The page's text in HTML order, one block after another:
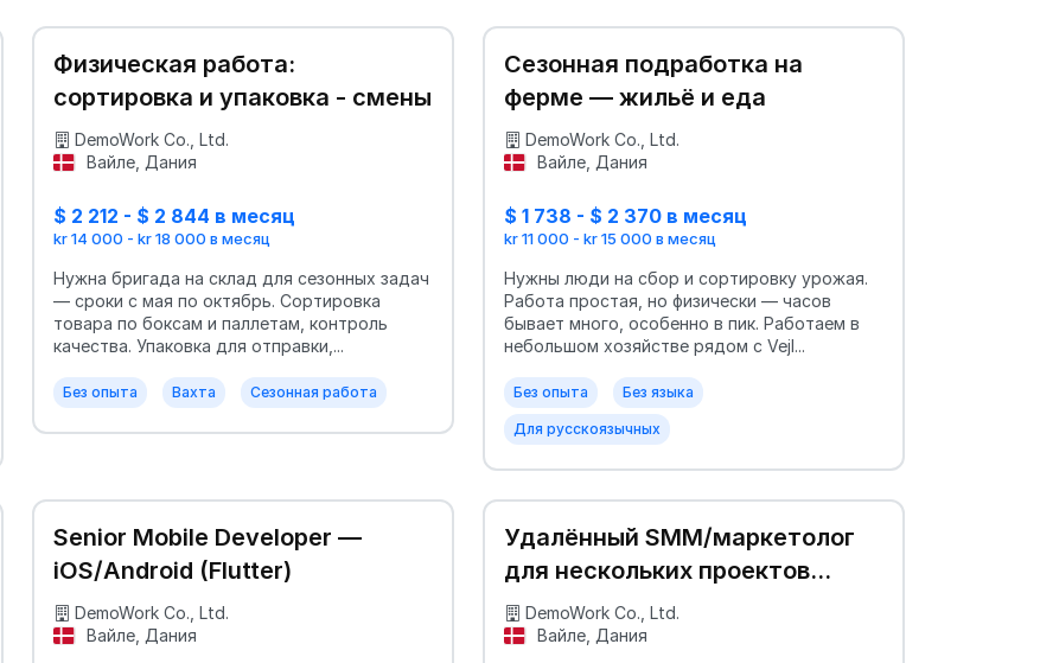
Физическая работа:
сортировка и упаковка - смены
DemoWork Co., Ltd.
Вайле, Дания
$ 2 212 - $ 2 844 в месяц
kr 14 000 - kr 18 000 в месяц
Нужна бригада на склад для сезонных задач
— сроки с мая по октябрь. Сортировка
товара по боксам и паллетам, контроль
качества. Упаковка для отправки,...
Без опыта Вахта Сезонная работа
Сезонная подработка на
ферме — жильё и еда
DemoWork Co., Ltd.
Вайле, Дания
$ 1 738 - $ 2 370 в месяц
kr 11 000 - kr 15 000 в месяц
Нужны люди на сбор и сортировку урожая.
Работа простая, но физически — часов
бывает много, особенно в пик. Работаем в
небольшом хозяйстве рядом с Vejl...
Без опыта Без языка
Для русскоязычных
Senior Mobile Developer —
iOS/Android (Flutter)
DemoWork Co., Ltd.
Вайле, Дания
Удалённый SMM/маркетолог
для нескольких проектов
(частичная занятость)
DemoWork Co., Ltd.
Вайле, Дания